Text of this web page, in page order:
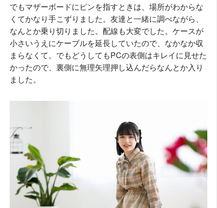
でもマザーボードにピンを指すときは、場所がわからな
くてかなり手こずりました。友達と一緒に調べながら、
なんとか乗り切りました。配線も大変でした。ケースが
小さいうえにケーブルを延長していたので、なかなか収
まらなくて。でもどうしてもPCの表側はキレイに見せた
かったので、裏側に無理矢理押し込んだらなんとか入り
ました。